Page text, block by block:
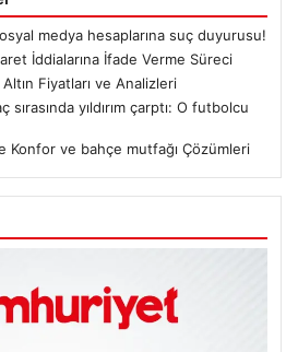
medya hesaplarına suç duyurusu!
İddialarına İfade Verme Süreci
Fiyatları ve Analizleri
yıldırım çarptı: O futbolcu
Konfor ve bahçe mutfağı Çözümleri